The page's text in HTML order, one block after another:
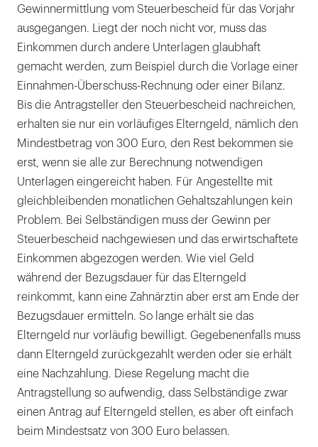
Gewinnermittlung vom Steuerbescheid für das Vorjahr
ausgegangen. Liegt der noch nicht vor, muss das
Einkommen durch andere Unterlagen glaubhaft
gemacht werden, zum Beispiel durch die Vorlage einer
Einnahmen-Überschuss-Rechnung oder einer Bilanz.
Bis die Antragsteller den Steuerbescheid nachreichen,
erhalten sie nur ein vorläufiges Elterngeld, nämlich den
Mindestbetrag von 300 Euro, den Rest bekommen sie
erst, wenn sie alle zur Berechnung notwendigen
Unterlagen eingereicht haben. Für Angestellte mit
gleichbleibenden monatlichen Gehaltszahlungen kein
Problem. Bei Selbständigen muss der Gewinn per
Steuerbescheid nachgewiesen und das erwirtschaftete
Einkommen abgezogen werden. Wie viel Geld
während der Bezugsdauer für das Elterngeld
reinkommt, kann eine Zahnärztin aber erst am Ende der
Bezugsdauer ermitteln. So lange erhält sie das
Elterngeld nur vorläufig bewilligt. Gegebenenfalls muss
dann Elterngeld zurückgezahlt werden oder sie erhält
eine Nachzahlung. Diese Regelung macht die
Antragstellung so aufwendig, dass Selbständige zwar
einen Antrag auf Elterngeld stellen, es aber oft einfach
beim Mindestsatz von 300 Euro belassen.